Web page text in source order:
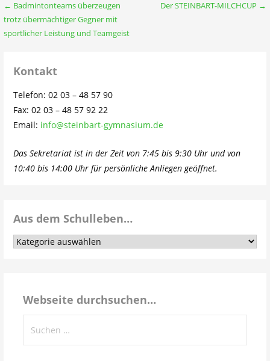
Beitragsnavigation
← Badmintonteams überzeugen
trotz übermächtiger Gegner mit
sportlicher Leistung und Teamgeist
Der STEINBART-MILCHCUP →
Kontakt
Telefon: 02 03 – 48 57 90
Fax: 02 03 – 48 57 92 22
Email: info@steinbart-gymnasium.de
Das Sekretariat ist in der Zeit von 7:45 bis 9:30 Uhr und von
10:40 bis 14:00 Uhr für persönliche Anliegen geöffnet.
Aus dem Schulleben…
Aus
Webseite durchsuchen…
nach: